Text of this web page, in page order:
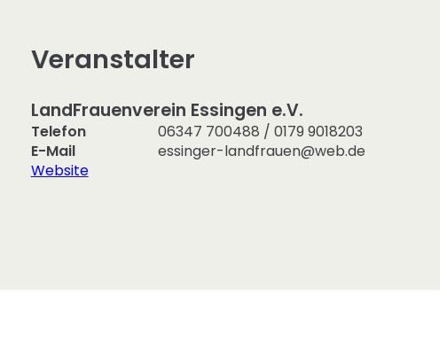
Veranstalter
LandFrauenverein Essingen e.V.
Telefon
06347 700488 / 0179 9018203
E-Mail
essinger-landfrauen@web.de
Website